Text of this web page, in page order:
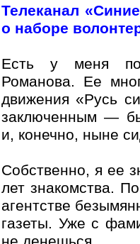
Телеканал
о наборе
Есть у меня
Романова. Ее
движения «Русь
заключенным —
и, конечно, ныне
Собственно, я ее
лет знакомства.
агентстве
газеты. Уже с